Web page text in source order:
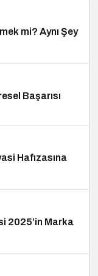
mi? Aynı Şey
Başarısı
Hafızasına
2025’in Marka